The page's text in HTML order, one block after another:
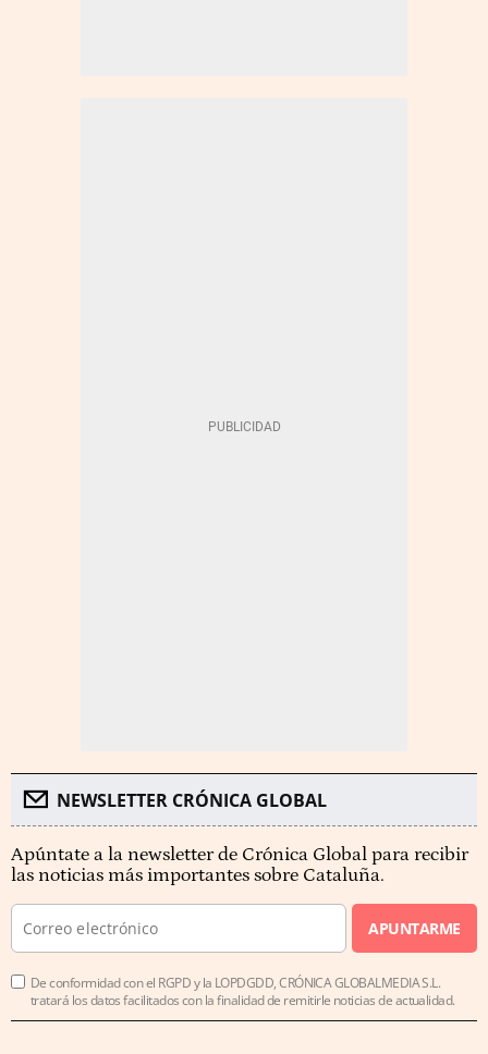
NEWSLETTER CRÓNICA GLOBAL
Apúntate a la newsletter de Crónica Global para recibir
las noticias más importantes sobre Cataluña.
APUNTARME
De conformidad con el RGPD y la LOPDGDD, CRÓNICA GLOBALMEDIA S.L.
tratará los datos facilitados con la finalidad de remitirle noticias de actualidad.